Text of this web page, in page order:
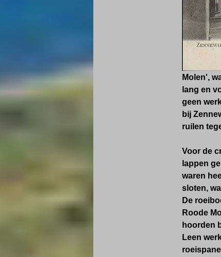
Molen',
lang en
geen
bij
ruilen
Voor de
lappen
waren
sloten,
De
Roode
hoorden
Leen